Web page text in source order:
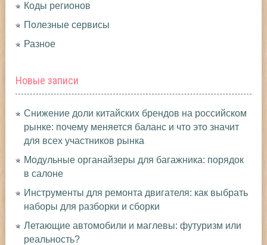
Коды регионов
Полезные сервисы
Разное
Новые записи
Снижение доли китайских брендов на российском
рынке: почему меняется баланс и что это значит
для всех участников рынка
Модульные органайзеры для багажника: порядок
в салоне
Инструменты для ремонта двигателя: как выбрать
наборы для разборки и сборки
Летающие автомобили и маглевы: футуризм или
реальность?